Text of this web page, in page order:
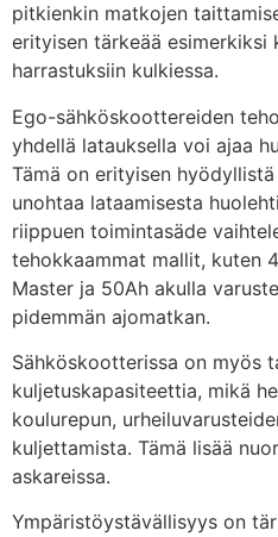
pitkienkin matkojen
erityisen tärkeää esimerkiksi
harrastuksiin kulkiessa.
Ego-sähköskoottereiden
yhdellä latauksella voi ajaa
Tämä on erityisen
unohtaa lataamisesta
riippuen toimintasäde
tehokkaammat mallit, kuten
Master ja 50Ah akulla
pidemmän ajomatkan.
Sähköskootterissa on myös
kuljetuskapasiteettia, mikä
koulurepun,
kuljettamista. Tämä lisää
askareissa.
Ympäristöystävällisyys on